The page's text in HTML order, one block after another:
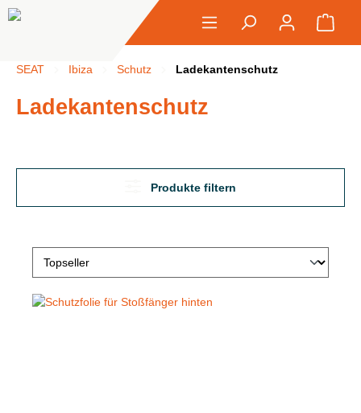
springen
SEAT Ibiza Schutz Ladekantenschutz
Ladekantenschutz
Produkte filtern